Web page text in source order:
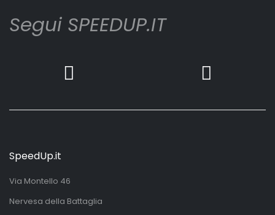
Segui SPEEDUP.IT
SpeedUp.it
Via Montello 46
Nervesa della Battaglia